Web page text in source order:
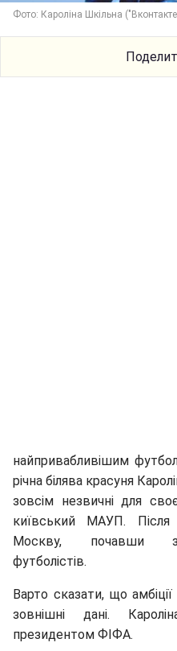
Фото: Кароліна Шкільна
найпривабливішим
річна білява красуня
зовсім незвичні для
київський МАУП.
Москву, почавши
футболістів.
Варто сказати, що
зовнішні дані.
президентом ФІФА.